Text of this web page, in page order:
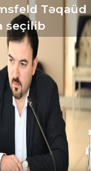
Təqaüd
seçilib